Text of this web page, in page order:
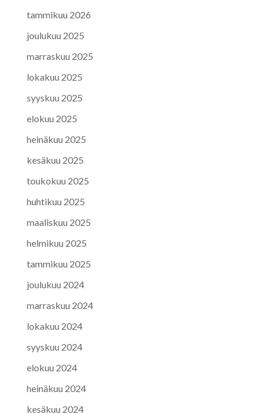
tammikuu 2026
joulukuu 2025
marraskuu 2025
lokakuu 2025
syyskuu 2025
elokuu 2025
heinäkuu 2025
kesäkuu 2025
toukokuu 2025
huhtikuu 2025
maaliskuu 2025
helmikuu 2025
tammikuu 2025
joulukuu 2024
marraskuu 2024
lokakuu 2024
syyskuu 2024
elokuu 2024
heinäkuu 2024
kesäkuu 2024